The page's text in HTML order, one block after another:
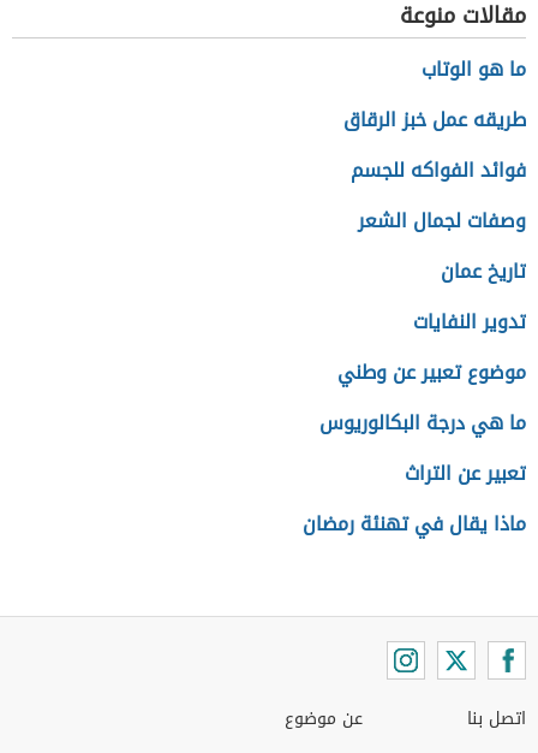
مقالات منوعة
ما هو الوتاب
طريقه عمل خبز الرقاق
فوائد الفواكه للجسم
وصفات لجمال الشعر
تاريخ عمان
تدوير النفايات
موضوع تعبير عن وطني
ما هي درجة البكالوريوس
تعبير عن التراث
ماذا يقال في تهنئة رمضان
اتصل بنا
عن موضوع